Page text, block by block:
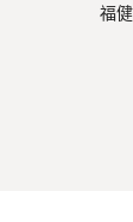
福